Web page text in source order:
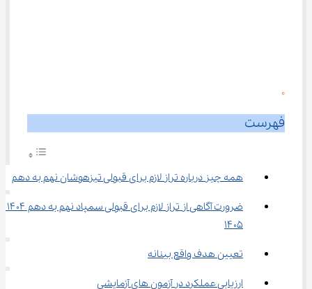
0
فهرست
همه چیز درباره تراز لازم برای قبولی تیزهوشان نهم به دهم
ضرورت آگاهی از تراز لازم برای
۱۴۰۵
تعیین هدف واقع بینانه
ارزیابی عملکرد در آزمون های آزمایشی